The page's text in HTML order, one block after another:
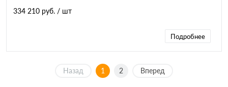
334 210 руб. / шт
Подробнее
Назад 1 2 Вперед